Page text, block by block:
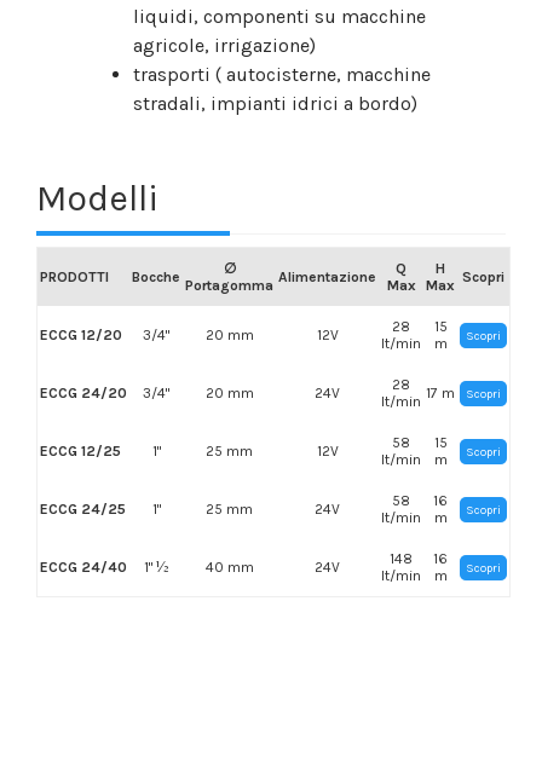
liquidi, componenti su macchine
agricole, irrigazione)
trasporti ( autocisterne, macchine
stradali, impianti idrici a bordo)
Modelli
PRODOTTI Bocche
∅
Portagomma Alimentazione
Q
Max
H
Max Scopri
ECCG 12/20 3/4" 20 mm 12V
28
lt/min
15
m
Scopri
ECCG 24/20 3/4" 20 mm 24V
28
lt/min 17 m Scopri
ECCG 12/25 1" 25 mm 12V
58
lt/min
15
m
Scopri
ECCG 24/25 1" 25 mm 24V
58
lt/min
16
m
Scopri
ECCG 24/40 1" ½ 40 mm 24V
148
lt/min
16
m
Scopri